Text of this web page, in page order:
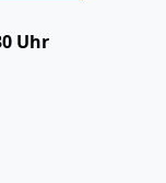
Uhr